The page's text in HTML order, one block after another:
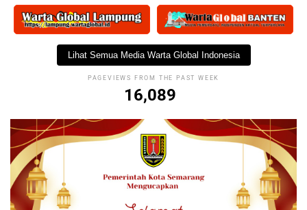
Lihat Semua Media Warta Global Indonesia
PAGEVIEWS FROM THE PAST WEEK
16,089